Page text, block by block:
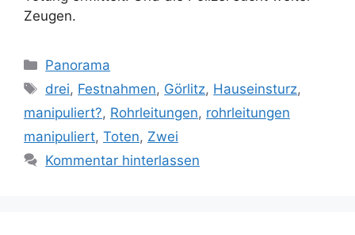
Zeugen.
Kategorien
Panorama
Schlagwörter
drei, Festnahmen, Görlitz, Hauseinsturz,
manipuliert?, Rohrleitungen, rohrleitungen
manipuliert, Toten, Zwei
Kommentar hinterlassen